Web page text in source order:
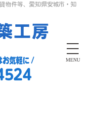
物件等、愛知県安城市・知
MENU